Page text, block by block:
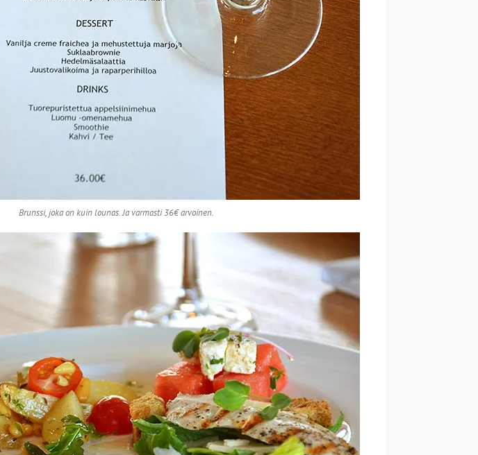
Brunssi, joka on kuin lounas. Ja varmasti 36€ arvoinen.